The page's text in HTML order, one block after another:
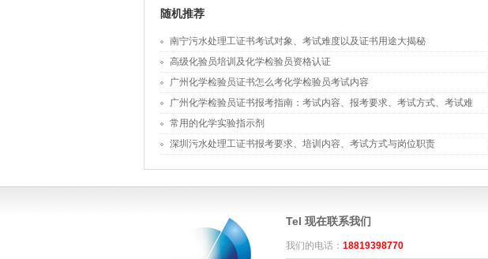
随机推荐
南宁污水处理工证书考试对象、考试难度以及证书用途大揭秘
高级化验员培训及化学检验员资格认证
广州化学检验员证书怎么考化学检验员考试内容
广州化学检验员证书报考指南：考试内容、报考要求、考试方式、考试难
度
常用的化学实验指示剂
深圳污水处理工证书报考要求、培训内容、考试方式与岗位职责
Tel 现在联系我们
我们的电话： 18819398770